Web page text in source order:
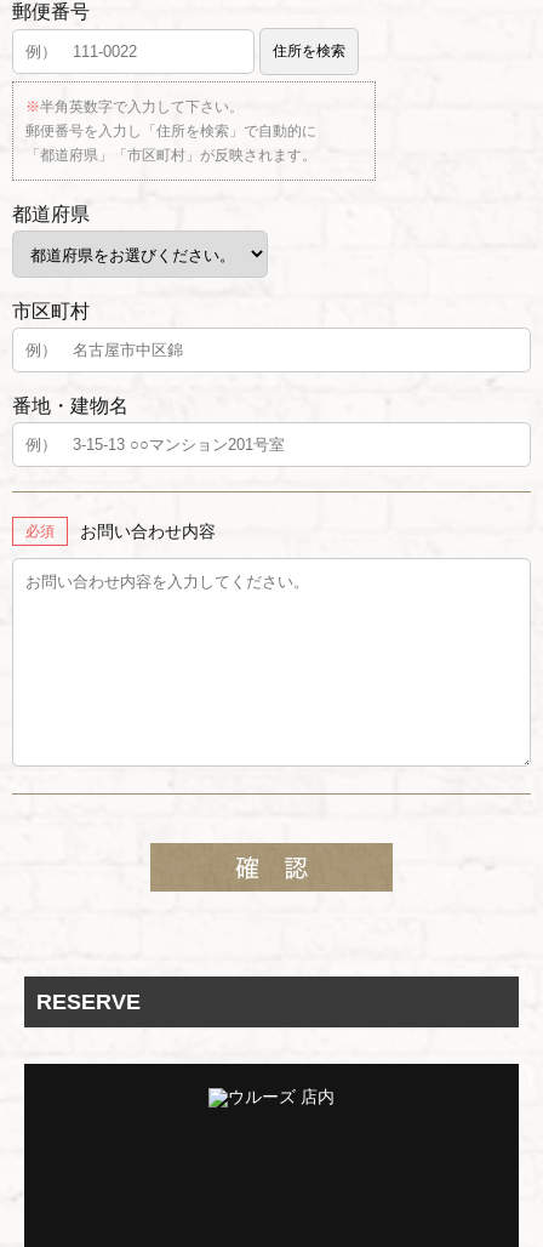
郵便番号
※半角英数字で入力して下さい。
郵便番号を入力し「住所を検索」で自動的に
「都道府県」「市区町村」が反映されます。
都道府県
市区町村
番地・建物名
必須 お問い合わせ内容
RESERVE